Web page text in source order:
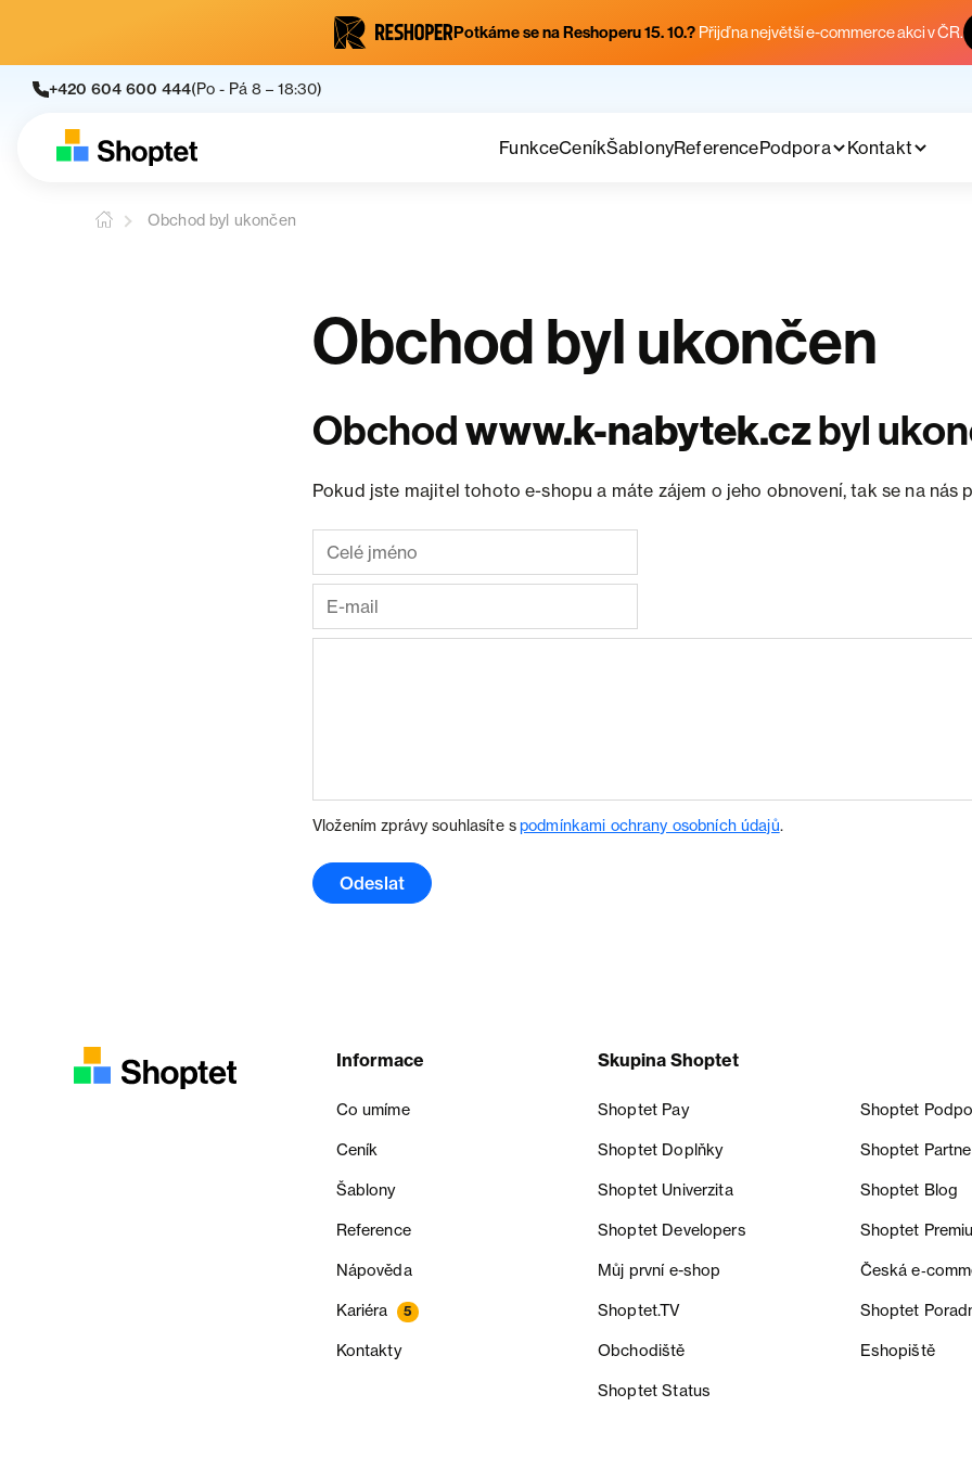
Potkáme se na Reshoperu 15. 10.? Přijď na největší e-commerce akci v ČR.
+420 604 600 444(Po - Pá 8 – 18:30)
FunkceCeníkŠablonyReferencePodpora Kontakt
Obchod byl ukončen
Obchod byl ukončen
Obchodwww.k-nabytek.czbyl
Pokud jste majitel tohoto e-shopu a máte zájem o jeho obnovení, tak se na nás
Vložením zprávy souhlasíte spodmínkami ochrany osobních údajů.
Odeslat
Informace
Co umíme
Ceník
Šablony
Reference
Nápověda
Kariéra 5
Kontakty
Skupina Shoptet
Shoptet Pay Shoptet
Shoptet Doplňky Shoptet
Shoptet Univerzita Shoptet Blog
Shoptet Developers Shoptet
Můj první e-shop Česká
Shoptet.TV Shoptet
Obchodiště Eshopiště
Shoptet Status